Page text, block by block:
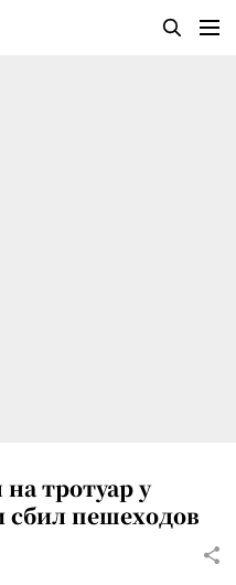
тротуар у
сбил пешеходов